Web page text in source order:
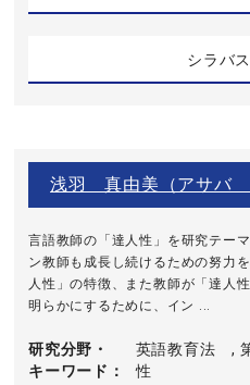
シラバ
浅羽 真由美（アサバ
言語教師の「達人性」を研究テー
ン教師も成長し続けるための努力
人性」の特徴、また教師が「達人
明らかにするために、イン ...
研究分野・
キーワード
英語教育法 ,
性